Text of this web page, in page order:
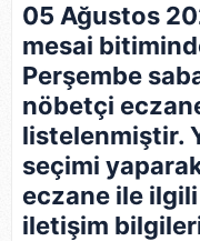
05 Ağustos
mesai
Perşembe
nöbetçi
listelenmiştir.
seçimi
eczane ile
iletişim